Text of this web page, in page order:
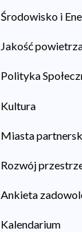
Środowisko i
Jakość
Polityka
Kultura
Miasta
Rozwój
Ankieta
Kalendarium